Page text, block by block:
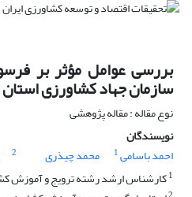
بررسی عوامل مؤثر بر
سازمان جهاد کشاورزی
نوع مقاله : مقاله پژوهشی
نویسندگان
احمد باسامی1 محمد چیذری 2
1کارشناس ارشد رشته ترویج و آموزش